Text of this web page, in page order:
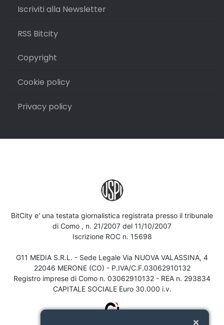
Iscriviti alla Newsletter
RSS Bitcity
Copyright
Cookie policy
Privacy policy
BitCity e' una testata giornalistica registrata presso il tribunale
di Como , n. 21/2007 del 11/10/2007
Iscrizione ROC n. 15698
G11 MEDIA S.R.L. - Sede Legale Via NUOVA VALASSINA, 4
22046 MERONE (CO) - P.IVA/C.F.03062910132
Registro imprese di Como n. 03062910132 - REA n. 293834
CAPITALE SOCIALE Euro 30.000 i.v.